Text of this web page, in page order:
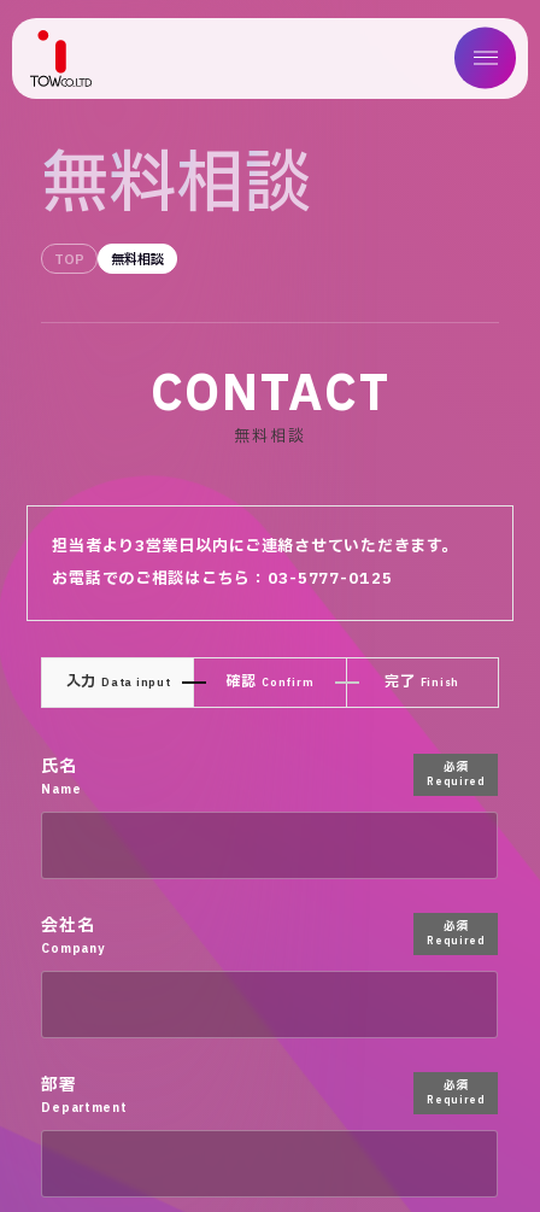
ABOUT US
SERVICE
MAGAZINE
COMPANY
NEWS
IR
無料相談
TOP 無料相談
CONTACT
無料相談
担当者より3営業日以内にご連絡させていただきます。
お電話でのご相談はこちら：03-5777-0125
入力 Data input 確認 Confirm 完了 Finish
氏名
Name
必須
Required
会社名
Company
必須
Required
部署
Department
必須
Required